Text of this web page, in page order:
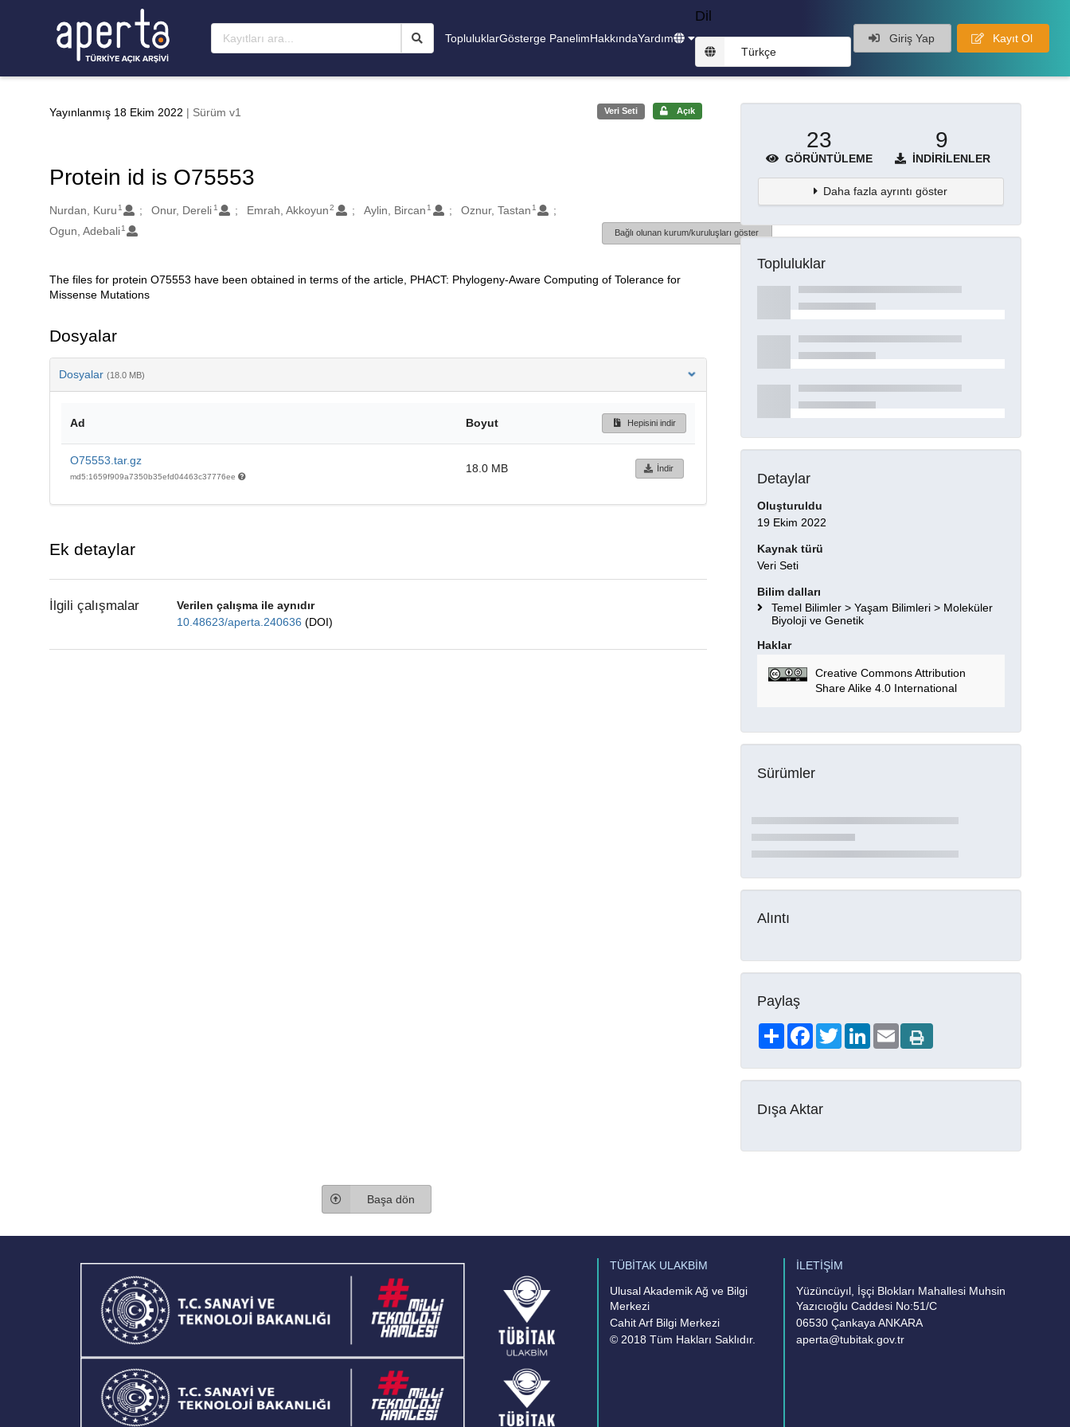
TopluluklarGösterge PanelimHakkındaYardım
Dil
Türkçe
Giriş Yap Kayıt Ol
Yayınlanmış 18 Ekim 2022 | Sürüm v1 Veri Seti Açık
Protein id is O75553
Oluşturanlar
Nurdan, Kuru 1 Onur, Dereli 1 Emrah, Akkoyun 2 Aylin, Bircan 1 Oznur, Tastan 1
Ogun, Adebali 1 Bağlı olunan kurum/kuruluşları göster
Açıklama
The files for protein O75553 have been obtained in terms of the article, PHACT: Phylogeny-Aware Computing of Tolerance for
Missense Mutations
Dosyalar
Dosyalar (18.0 MB)
Ad Boyut Hepisini indir
O75553.tar.gz
md5:1659f909a7350b35efd04463c37776ee
18.0 MB İndir
Ek detaylar
İlgili çalışmalar
Verilen çalışma ile aynıdır
10.48623/aperta.240636 (DOI)
23
GÖRÜNTÜLEME
9
İNDIRILENLER
Daha fazla ayrıntı göster
Topluluklar
Detaylar
Oluşturuldu
19 Ekim 2022
Kaynak türü
Veri Seti
Bilim dalları
Temel Bilimler > Yaşam Bilimleri > Moleküler
Biyoloji ve Genetik
Haklar
Creative Commons Attribution
Share Alike 4.0 International
Sürümler
Alıntı
Paylaş
ShareFacebookTwitterLinkedIn
Email
Dışa Aktar
Başa dön
TÜBİTAK ULAKBİM
Ulusal Akademik Ağ ve Bilgi
Merkezi
Cahit Arf Bilgi Merkezi
© 2018 Tüm Hakları Saklıdır.
İLETİŞİM
Yüzüncüyıl, İşçi Blokları Mahallesi Muhsin
Yazıcıoğlu Caddesi No:51/C
06530 Çankaya ANKARA
aperta@tubitak.gov.tr